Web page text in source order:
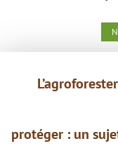
protéger : un